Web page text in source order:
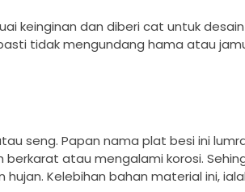
keinginan dan diberi cat untuk
tidak mengundang hama atau
seng. Papan nama plat besi ini
atau mengalami korosi.
Kelebihan bahan material ini,